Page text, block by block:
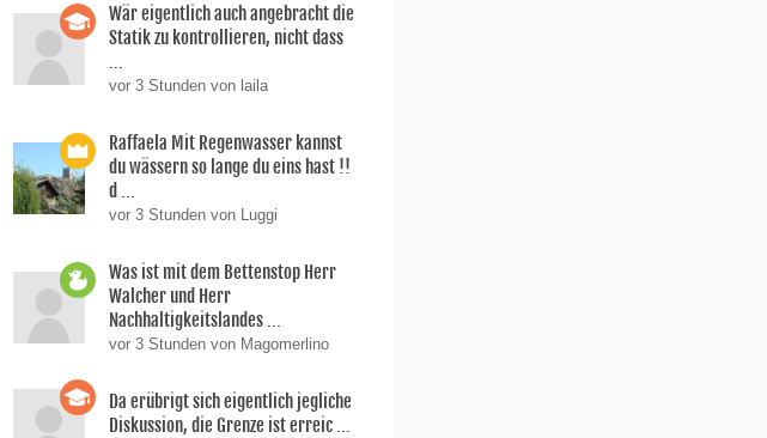
Wär eigentlich auch angebracht die
Statik zu kontrollieren, nicht dass
...
vor 3 Stunden von laila
Raffaela Mit Regenwasser kannst
du wässern so lange du eins hast !!
d ...
vor 3 Stunden von Luggi
Was ist mit dem Bettenstop Herr
Walcher und Herr
Nachhaltigkeitslandes ...
vor 3 Stunden von Magomerlino
Da erübrigt sich eigentlich jegliche
Diskussion, die Grenze ist erreic ...